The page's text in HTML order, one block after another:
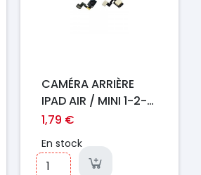
CAMÉRA ARRIÈRE
IPAD AIR / MINI 1-2-3
/ 2017 9.7" / 2018 9.7
1,79 €
En stock